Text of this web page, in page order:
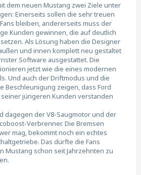
dem neuen Mustang zwei Ziele unter
Einerseits sollen die sehr treuen
bleiben, andererseits muss der
Kunden gewinnen, die auf deutlich
Als Lösung haben die Designer
und innen komplett neu gestaltet
Software ausgestattet. Die
jetzt wie die eines modernen
Und auch der Driftmodus und die
Beschleunigung zeigen, dass Ford
jüngeren Kunden verstanden
dagegen der V8-Saugmotor und der
Verbrenner. Die Bremsen
mag, bekommt noch ein echtes
Das dürfte die Fans
Mustang schon seit Jahrzehnten zu